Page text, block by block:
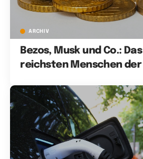
ARCHIV
Bezos, Musk und Co.:
reichsten Menschen der